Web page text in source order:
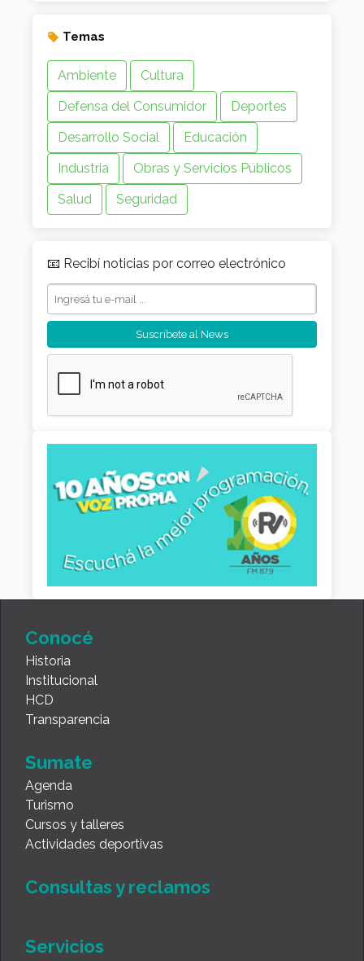
Temas
Ambiente
Cultura
Defensa del Consumidor
Deportes
Desarrollo Social
Educación
Industria
Obras y Servicios Públicos
Salud
Seguridad
📧 Recibí noticias por correo electrónico
Conocé
Historia
Institucional
HCD
Transparencia
Sumate
Agenda
Turismo
Cursos y talleres
Actividades deportivas
Consultas y reclamos
Servicios